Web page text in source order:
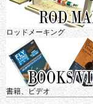
ロッドメーキング
書籍、ビデオ